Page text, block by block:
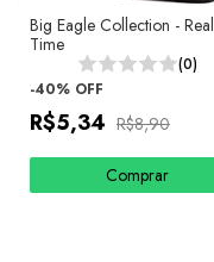
Big Eagle Collection - Real
Time
(0)
-40% OFF
R$5,34 R$8,90
Comprar